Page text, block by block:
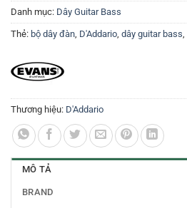
Danh mục: Dây Guitar Bass
Thẻ: bộ dây đàn, D'Addario, dây guitar bass,
Thương hiệu: D'Addario
MÔ TẢ
BRAND